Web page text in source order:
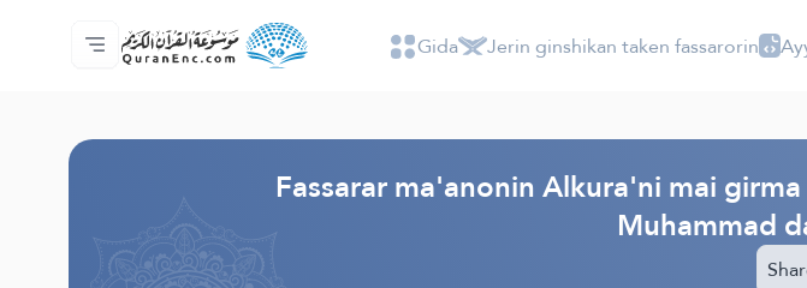
Gida
Jerin ginshikan taken fassarorin
Audio
Ayyukan masu bunkasawa - API
Dangane da wannan aikin
Ka tuntube mu
Harshe Gida Jerin ginshikan taken fassarorin
Fassarar ma'anonin Alkura'ni mai
Muhammad